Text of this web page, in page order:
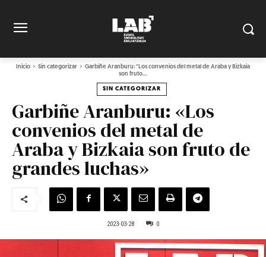
Inicio Sin categorizar
Garbiñe Aranburu: "Los convenios del metal de Araba y Bizkaia
son fruto...
SIN CATEGORIZAR
Garbiñe Aranburu: «Los
convenios del metal de
Araba y Bizkaia son fruto de
grandes luchas»
2023-03-28 0